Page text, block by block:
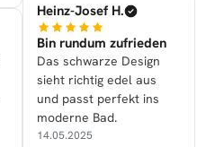
Heinz-Josef H.
Bin rundum zufrieden
Das schwarze Design
sieht richtig edel aus
und passt perfekt ins
moderne Bad.
14.05.2025